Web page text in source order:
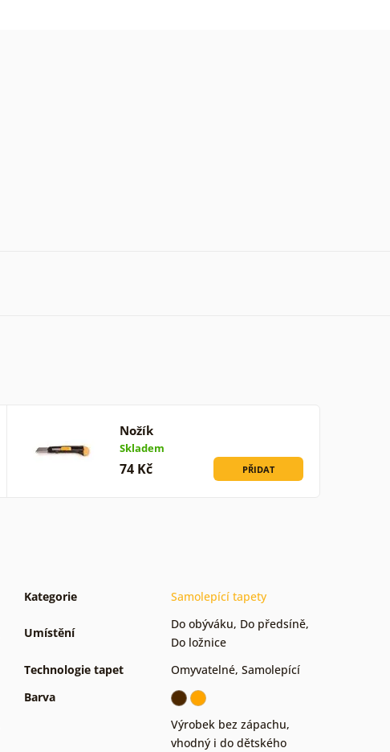
Nožík
Skladem
74 Kč PŘIDAT
Kategorie Samolepící tapety
Umístění
Do obýváku, Do předsíně,
Do ložnice
Technologie tapet
Omyvatelné, Samolepící
Barva
Výrobek bez zápachu,
vhodný i do dětského